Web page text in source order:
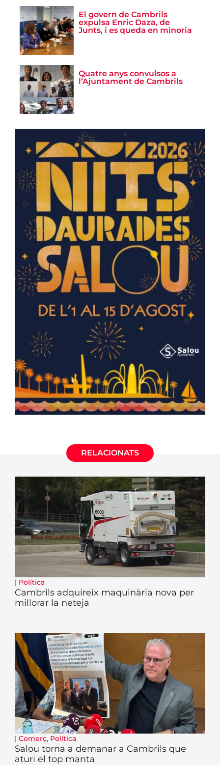
El govern de Cambrils
expulsa Enric Daza, de
Junts, i es queda en minoria
Quatre anys convulsos a
l’Ajuntament de Cambrils
RELACIONATS
| Política
Cambrils adquireix maquinària nova per
millorar la neteja
| Comerç, Política
Salou torna a demanar a Cambrils que
aturi el top manta